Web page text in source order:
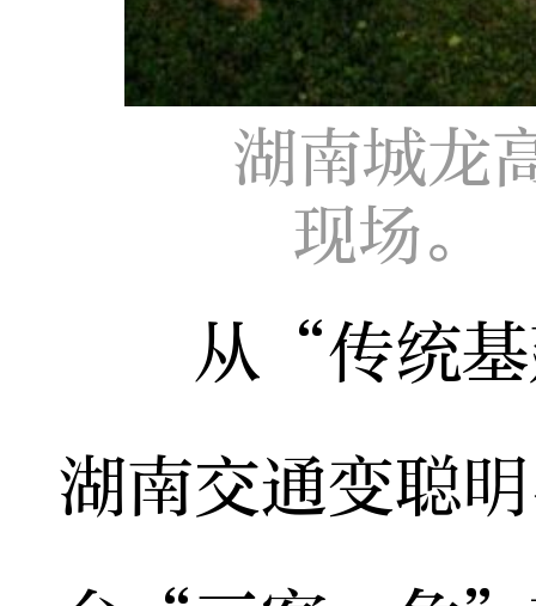
湖南城龙
现场
从“传统基
湖南交通变聪